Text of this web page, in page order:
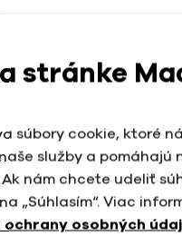
nadpisov a
Google
umožňuje však
. Google bude bež
neidentifikuje
v správnom čase.
stránke
súbory cookie, ktoré
služby a pomáhajú
nám chcete udeliť
„Súhlasím“. Viac
ochrany osobných